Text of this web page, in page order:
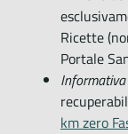
Ricette
Portale
km zero